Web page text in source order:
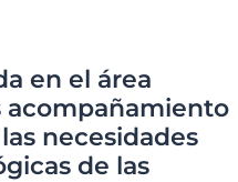
en el área
acompañamiento
necesidades
de las